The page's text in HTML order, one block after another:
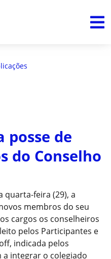
posse de
do Conselho
quarta-feira (29), a
membros do seu
cargos os conselheiros
pelos Participantes e
indicada pelos
a integrar o colegiado